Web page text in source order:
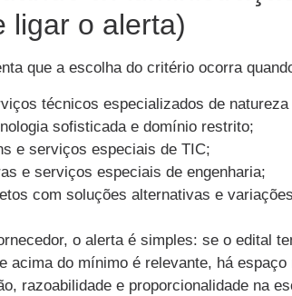
ligar o alerta)
que a escolha do critério ocorra
técnicos especializados de
sofisticada e domínio restrito;
e serviços especiais de TIC;
e serviços especiais de engenharia;
com soluções alternativas e
o alerta é simples: se o edital
acima do mínimo é relevante, há
razoabilidade e proporcionalidade na